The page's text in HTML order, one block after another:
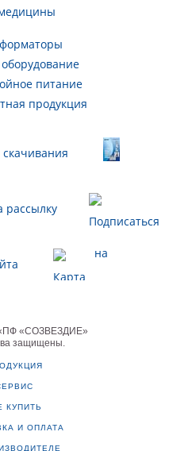
питание
продукция
рассылку
«СОЗВЕЗДИЕ»
защищены
КУПИТЬ
И ОПЛАТА